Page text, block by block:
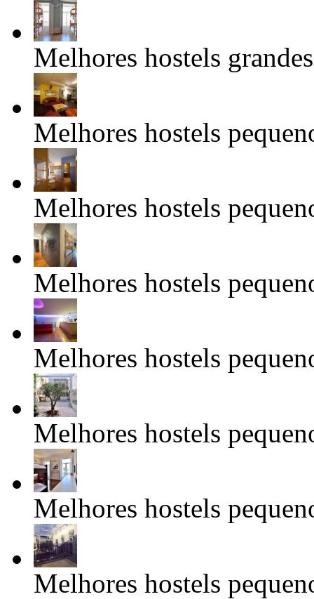
Melhores hostels
Melhores hostels
Melhores hostels
Melhores hostels
Melhores hostels
Melhores hostels
Melhores hostels
Melhores hostels